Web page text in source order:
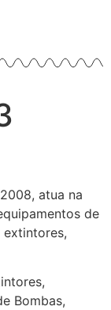
atua na
de
Bombas,